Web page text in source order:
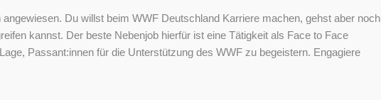
Du willst beim WWF Deutschland Karriere machen, gehst aber noch
kannst. Der beste Nebenjob hierfür ist eine Tätigkeit als Face to Face
Passant:innen für die Unterstützung des WWF zu begeistern. Engagiere